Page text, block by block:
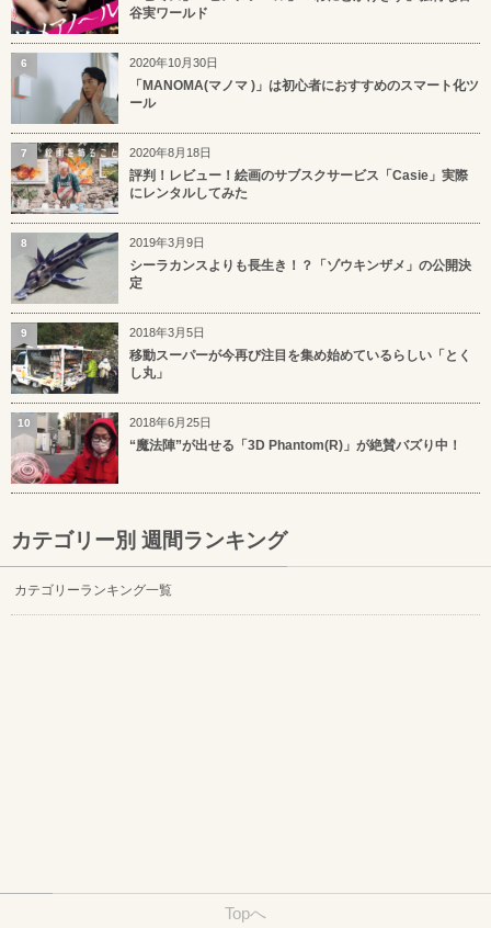
谷実ワールド
2020年10月30日
「MANOMA(マノマ )」は初心者におすすめのスマート化ツ
ール
6
2020年8月18日
評判！レビュー！絵画のサブスクサービス「Casie」実際
にレンタルしてみた
7
2019年3月9日
シーラカンスよりも長生き！？「ゾウキンザメ」の公開決
定
8
2018年3月5日
移動スーパーが今再び注目を集め始めているらしい「とく
し丸」
9
2018年6月25日
“魔法陣”が出せる「3D Phantom(R)」が絶賛バズり中！
10
カテゴリー別 週間ランキング
カテゴリーランキング一覧
Topへ